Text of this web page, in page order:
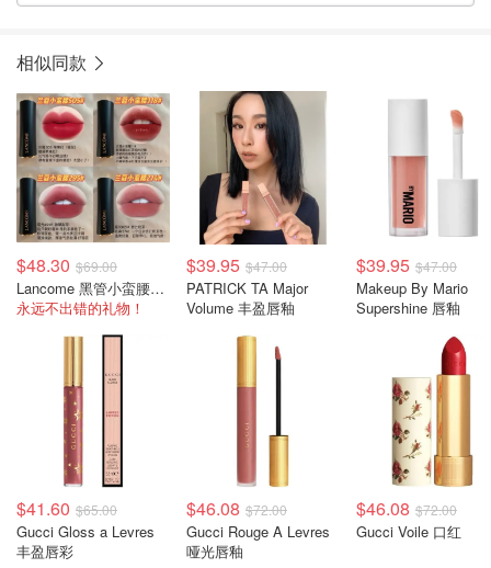
相似同款
$48.30 $69.00
Lancome 黑管小蛮腰口红
永远不出错的礼物！
$39.95 $47.00
PATRICK TA Major
Volume 丰盈唇釉
$39.95 $47.00
Makeup By Mario
Supershine 唇釉
$41.60 $65.00
Gucci Gloss a Levres
丰盈唇彩
$46.08 $72.00
Gucci Rouge A Levres
哑光唇釉
$46.08 $72.00
Gucci Voile 口红